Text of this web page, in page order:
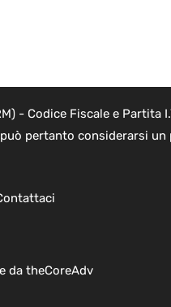
- Codice Fiscale e Partita
pertanto considerarsi
da theCoreAdv